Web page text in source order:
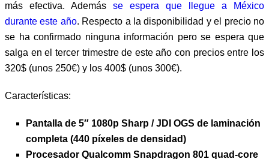
más efectiva. Además se espera que llegue a México
durante este año. Respecto a la disponibilidad y el precio no
se ha confirmado ninguna información pero se espera que
salga en el tercer trimestre de este año con precios entre los
320$ (unos 250€) y los 400$ (unos 300€).
Características:
Pantalla de 5″ 1080p Sharp / JDI OGS de laminación
completa (440 píxeles de densidad)
Procesador Qualcomm Snapdragon 801 quad-core